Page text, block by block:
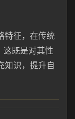
特征，在传统
这既是对其性
知识，提升自